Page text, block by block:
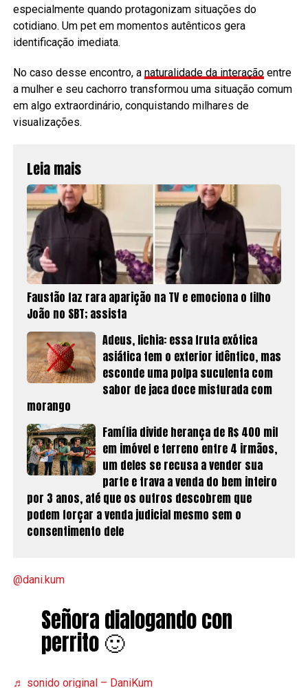
especialmente quando protagonizam situações do
cotidiano. Um pet em momentos autênticos gera
identificação imediata.
No caso desse encontro, a naturalidade da interaçãoentre
a mulher e seu cachorro transformou uma situação comum
em algo extraordinário, conquistando milhares de
visualizações.
Leia mais
Faustão faz rara aparição na TV e emociona o filho
João no SBT; assista
Adeus, lichia: essa fruta exótica
asiática tem o exterior idêntico, mas
esconde uma polpa suculenta com
sabor de jaca doce misturada com
morango
Família divide herança de R$ 400 mil
em imóvel e terreno entre 4 irmãos,
um deles se recusa a vender sua
parte e trava a venda do bem inteiro
por 3 anos, até que os outros descobrem que
podem forçar a venda judicial mesmo sem o
consentimento dele
@dani.kum
Señora dialogando con
perrito 🙂
♬ sonido original – DaniKum